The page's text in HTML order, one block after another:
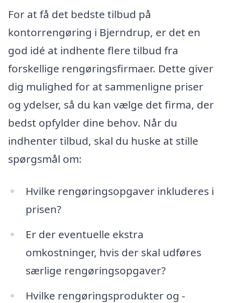
For at få det bedste tilbud på
kontorrengøring i Bjerndrup, er det en
god idé at indhente flere tilbud fra
forskellige rengøringsfirmaer. Dette giver
dig mulighed for at sammenligne priser
og ydelser, så du kan vælge det firma, der
bedst opfylder dine behov. Når du
indhenter tilbud, skal du huske at stille
spørgsmål om:
Hvilke rengøringsopgaver inkluderes i
prisen?
Er der eventuelle ekstra
omkostninger, hvis der skal udføres
særlige rengøringsopgaver?
Hvilke rengøringsprodukter og -